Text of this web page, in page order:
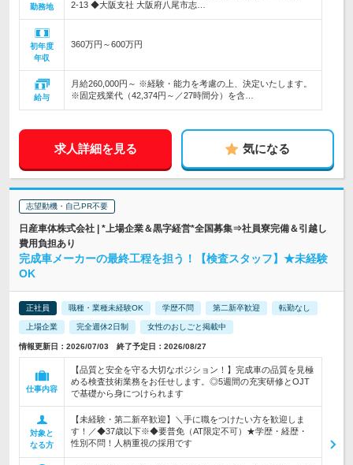
勤務地
2-13 ◆大阪支社 大阪府八尾市志…
初年度
年収
360万円～600万円
給与
月給260,000円～ ※経験・能力を考慮の上、決定いたします。
※固定残業代（42,374円～／27時間分）を含…
求人詳細を見る 気になる
志望動機・自己PR不要
日産車体株式会社 | *上場企業＆黒字経営*全国募集⇒社員寮完備＆引越し
費用負担あり
完成車メーカーの最終工程を担う！【検査スタッフ】★未経験
OK
正社員 職種・業種未経験OK 学歴不問 第二新卒歓迎 転勤なし
上場企業 完全週休2日制 女性のおしごと掲載中
情報更新日：2026/07/03 終了予定日：2026/08/27
仕事内容
【品質と安全を守る大切なポジション！】完成車の品質を見極
める検査技術業務をお任せします。◎5週間の充実研修とOJT
で基礎から身につけられます
対象と
なる方
【未経験・第二新卒歓迎】＼手に職をつけたい方を歓迎しま
す！／◆37歳以下※◆要普免（AT限定不可）★学歴・経歴・
性別不問！人柄重視の採用です